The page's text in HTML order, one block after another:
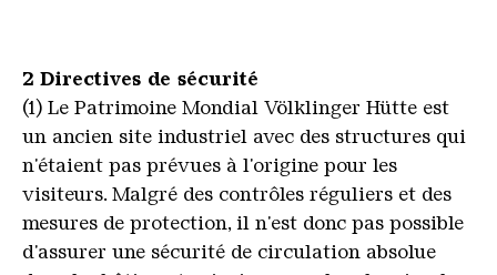
2 Directives de sécurité
(1) Le Patrimoine Mondial Völklinger Hütte est
un ancien site industriel avec des structures qui
n'étaient pas prévues à l'origine pour les
visiteurs. Malgré des contrôles réguliers et des
mesures de protection, il n'est donc pas possible
d'assurer une sécurité de circulation absolue